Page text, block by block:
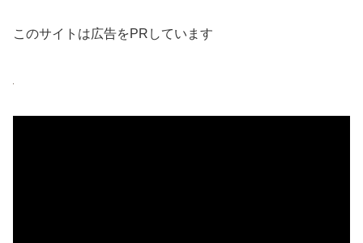
このサイトは広告をPRしています